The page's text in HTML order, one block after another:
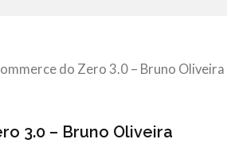
do Zero 3.0 – Bruno Oliveira
3.0 – Bruno Oliveira